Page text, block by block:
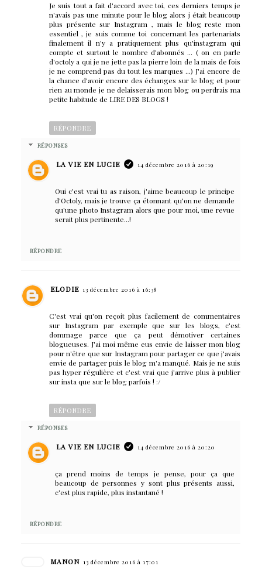
Je suis tout a fait d'accord avec toi, ces derniers temps je
n'avais pas une minute pour le blog alors j était beaucoup
plus présente sur Instagram , mais le blog reste mon
essentiel , je suis comme toi concernant les partenariats
finalement il n'y a pratiquement plus qu'instagram qui
compte et surtout le nombre d'abonnés ... ( on en parle
d'octoly a qui je ne jette pas la pierre loin de la mais de fois
je ne comprend pas du tout les marques ...) J'ai encore de
la chance d'avoir encore des échanges sur le blog et pour
rien au monde je ne delaisserais mon blog ou perdrais ma
petite habitude de LIRE DES BLOGS !
RÉPONDRE
RÉPONSES
LA VIE EN LUCIE 14 décembre 2016 à 20:19
Oui c'est vrai tu as raison, j'aime beaucoup le principe
d'Octoly, mais je trouve ça étonnant qu'on ne demande
qu'une photo Instagram alors que pour moi, une revue
serait plus pertinente...!
RÉPONDRE
ELODIE 13 décembre 2016 à 16:38
C'est vrai qu'on reçoit plus facilement de commentaires
sur Instagram par exemple que sur les blogs, c'est
dommage parce que ça peut démotiver certaines
blogueuses. J'ai moi même eus envie de laisser mon blog
pour n'être que sur Instagram pour partager ce que j'avais
envie de partager puis le blog m'a manqué. Mais je ne suis
pas hyper régulière et c'est vrai que j'arrive plus à publier
sur insta que sur le blog parfois ! :/
RÉPONDRE
RÉPONSES
LA VIE EN LUCIE 14 décembre 2016 à 20:20
ça prend moins de temps je pense, pour ça que
beaucoup de personnes y sont plus présents aussi,
c'est plus rapide, plus instantané !
RÉPONDRE
MANON 13 décembre 2016 à 17:01